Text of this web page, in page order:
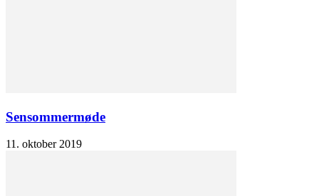
Sensommermøde
11. oktober 2019